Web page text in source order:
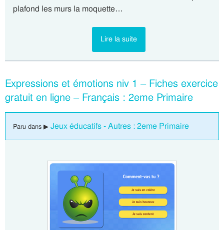
plafond les murs la moquette…
Lire la suite
Expressions et émotions niv 1 – Fiches exercice
gratuit en ligne – Français : 2eme Primaire
Paru dans ▶ Jeux éducatifs - Autres : 2eme Primaire